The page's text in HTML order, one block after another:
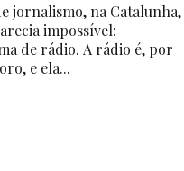
jornalismo, na Catalunha,
impossível:
de rádio. A rádio é, por
e ela...